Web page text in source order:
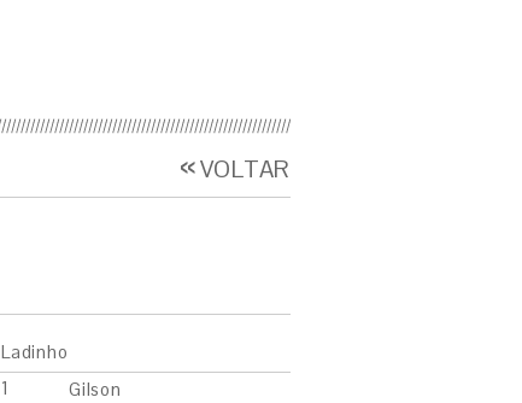
VOLTAR
Ladinho
1
Gilson